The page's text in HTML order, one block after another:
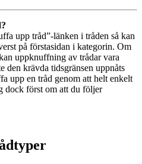
upp tråd”-länken i tråden så kan
på förstasidan i kategorin. Om
uppknuffning av trådar vara
den krävda tidsgränsen uppnåts
upp en tråd genom att helt enkelt
dock först om att du följer